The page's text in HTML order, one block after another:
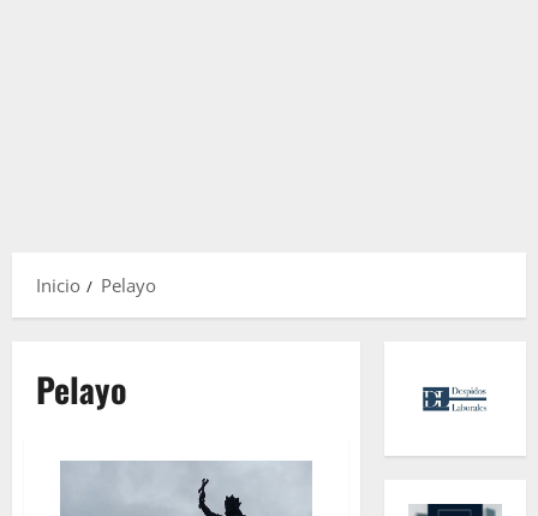
Inicio Pelayo
Pelayo